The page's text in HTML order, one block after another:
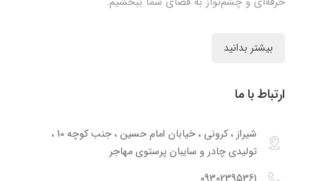
بیشتر بدانید
ارتباط با ما
شیراز ، کرونی ، خیابان امام حسین ، جنب کوچه 10 ،
تولیدی چادر و سایبان پرستوی مهاجر